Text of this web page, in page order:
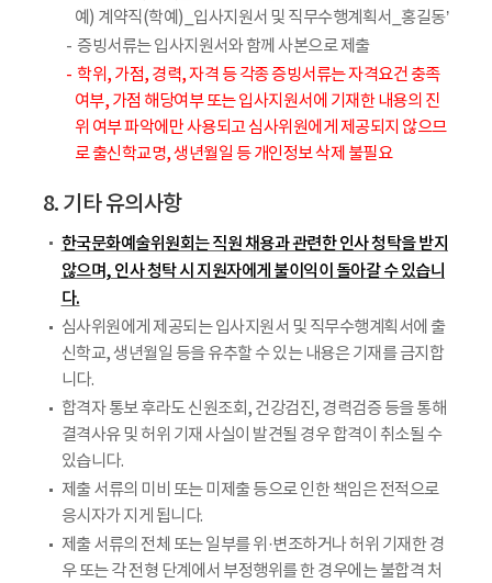
예) 계약직(학예)_입사지원서 및 직무수행계획서_홍길동’
증빙서류는 입사지원서와 함께 사본으로 제출
학위, 가점, 경력, 자격 등 각종 증빙서류는 자격요건 충족
여부, 가점 해당여부 또는 입사지원서에 기재한 내용의 진
위 여부 파악에만 사용되고 심사위원에게 제공되지 않으므
로 출신학교명, 생년월일 등 개인정보 삭제 불필요
8. 기타 유의사항
한국문화예술위원회는 직원 채용과 관련한 인사 청탁을 받지
않으며, 인사 청탁 시 지원자에게 불이익이 돌아갈 수 있습니
다.
심사위원에게 제공되는 입사지원서 및 직무수행계획서에 출
신학교, 생년월일 등을 유추할 수 있는 내용은 기재를 금지합
니다.
합격자 통보 후라도 신원조회, 건강검진, 경력검증 등을 통해
결격사유 및 허위 기재 사실이 발견될 경우 합격이 취소될 수
있습니다.
제출 서류의 미비 또는 미제출 등으로 인한 책임은 전적으로
응시자가 지게 됩니다.
제출 서류의 전체 또는 일부를 위·변조하거나 허위 기재한 경
우 또는 각 전형 단계에서 부정행위를 한 경우에는 불합격 처